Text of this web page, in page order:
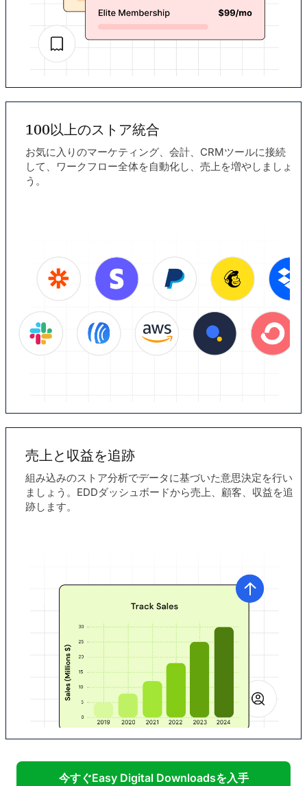
100以上のストア統合
お気に入りのマーケティング、会計、CRMツールに接続
して、ワークフロー全体を自動化し、売上を増やしましょ
う。
売上と収益を追跡
組み込みのストア分析でデータに基づいた意思決定を行い
ましょう。EDDダッシュボードから売上、顧客、収益を追
跡します。
今すぐEasy Digital Downloadsを入手